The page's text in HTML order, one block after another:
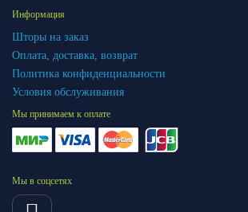
Информация
Шторы на заказ
Оплата, доставка, возврат
Политика конфиденциальности
Условия обслуживания
Мы принимаем к оплате
Мы в соцсетях